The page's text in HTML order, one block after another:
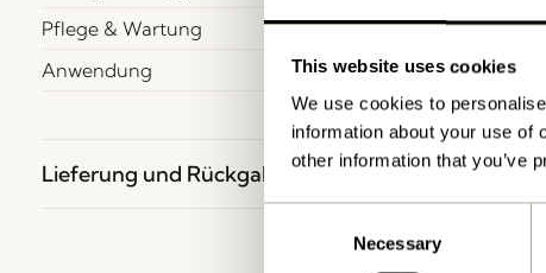
This website uses cookies
We use cookies to
information about your use of
other information that you’ve
Necessary
Pflege & Wartung
Anwendung
Lieferung und Rückgabe